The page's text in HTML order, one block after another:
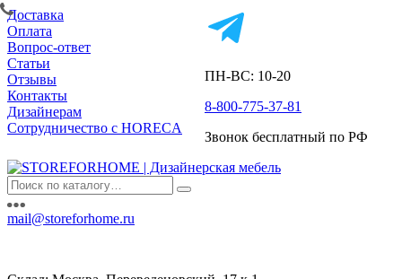
Доставка
Оплата
Вопрос-ответ
Статьи
Отзывы
Контакты
Дизайнерам
Сотрудничество с HORECA
ПН-ВС: 10-20
8-800-775-37-81
Звонок бесплатный по РФ
mail@storeforhome.ru